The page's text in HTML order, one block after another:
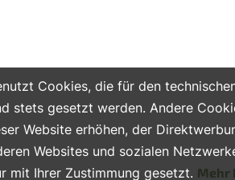
Cookies, die für den
stets gesetzt werden. Andere
Website erhöhen, der
Websites und sozialen
mit Ihrer Zustimmung gesetzt. Mehr